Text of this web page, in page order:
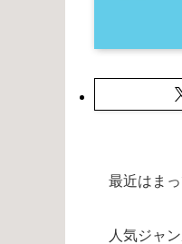
最近はま
人気ジャ